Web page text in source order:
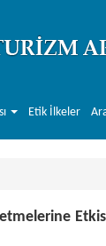
Etik İlkeler